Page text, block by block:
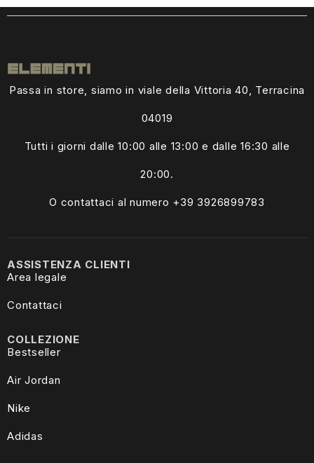
Passa in store, siamo in viale della Vittoria 40, Terracina
04019
Tutti i giorni dalle10:00 alle 13:00 e dalle 16:30 alle
20:00.
O contattaci al numero +39 3926899783
COLLEZIONE
Bestseller
Air Jordan
Nike
Adidas
ASSISTENZA CLIENTI
Area legale
Contattaci